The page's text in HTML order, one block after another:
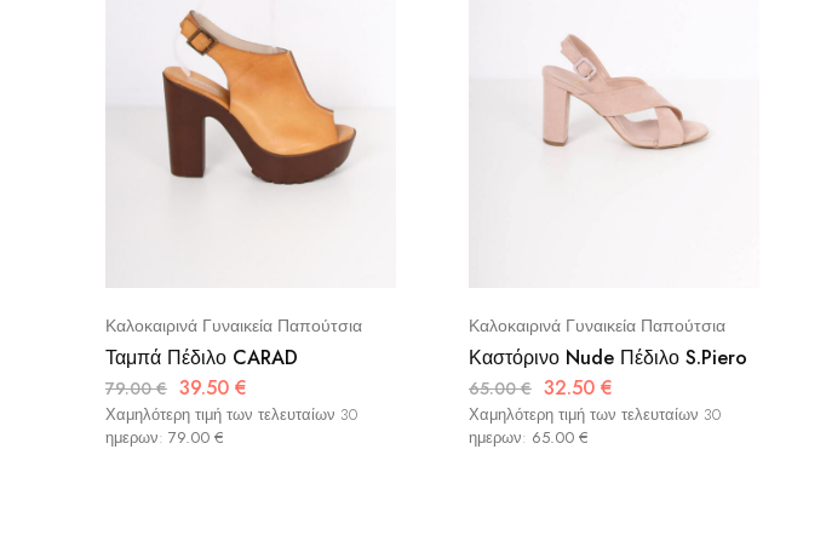
Καλοκαιρινά Γυναικεία Παπούτσια
Ταμπά Πέδιλο CARAD
79.00€ 39.50 €
Χαμηλότερη τιμή των τελευταίων 30
ημερων: 79.00 €
Καλοκαιρινά Γυναικεία Παπούτσια
Καστόρινο Nude Πέδιλο S.Piero
65.00€ 32.50 €
Χαμηλότερη τιμή των τελευταίων 30
ημερων: 65.00 €